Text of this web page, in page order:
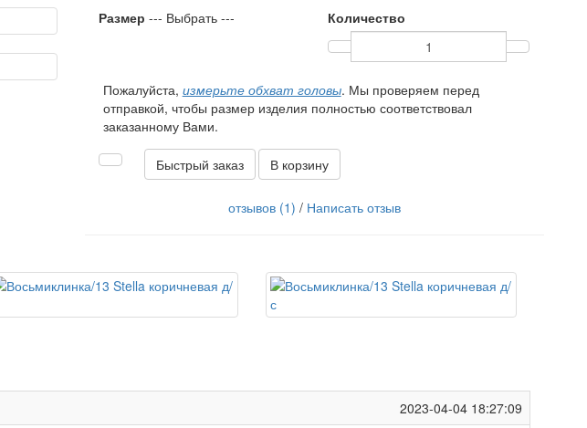
Размер --- Выбрать --- Количество
Пожалуйста, измерьте обхват головы. Мы проверяем перед
отправкой, чтобы размер изделия полностью соответствовал
заказанному Вами.
Быстрый заказ В корзину
отзывов (1) / Написать отзыв
2023-04-04 18:27:09